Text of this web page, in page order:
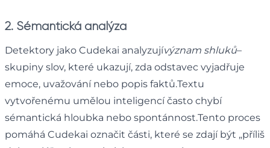
2. Sémantická analýza
Detektory jako Cudekai analyzujívýznam shluků–
skupiny slov, které ukazují, zda odstavec vyjadřuje
emoce, uvažování nebo popis faktů.Textu
vytvořenému umělou inteligencí často chybí
sémantická hloubka nebo spontánnost.Tento proces
pomáhá Cudekai označit části, které se zdají být „příliš